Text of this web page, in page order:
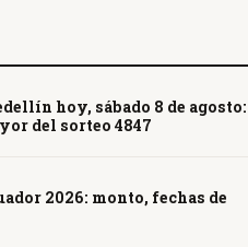
hoy, sábado 8 de agosto:
del sorteo 4847
2026: monto, fechas de